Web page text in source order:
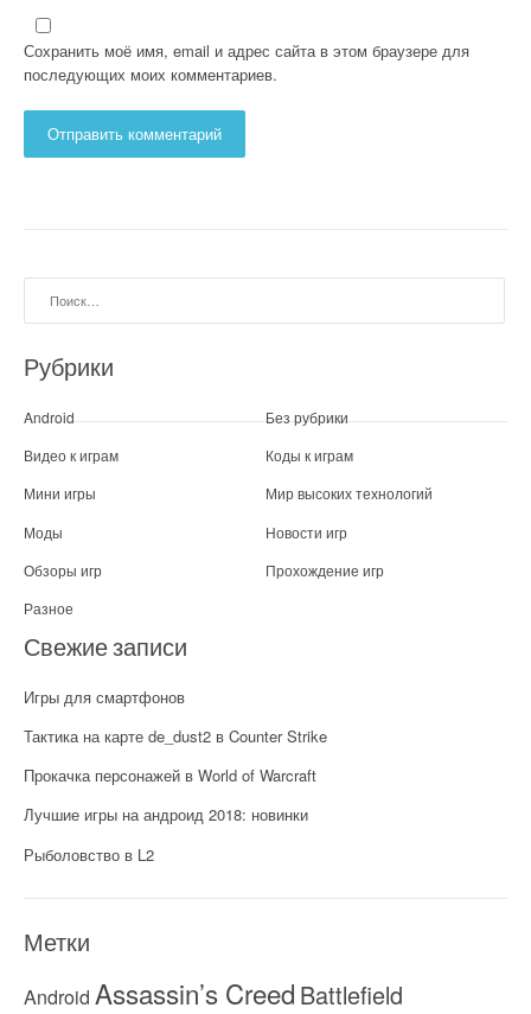
Сохранить моё имя, email и адрес сайта в этом браузере для
последующих моих комментариев.
Рубрики
Android
Без рубрики
Видео к играм
Коды к играм
Мини игры
Мир высоких технологий
Моды
Новости игр
Обзоры игр
Прохождение игр
Разное
Свежие записи
Игры для смартфонов
Тактика на карте de_dust2 в Counter Strike
Прокачка персонажей в World of Warcraft
Лучшие игры на андроид 2018: новинки
Рыболовство в L2
Метки
Android Assassin’s Creed Battlefield